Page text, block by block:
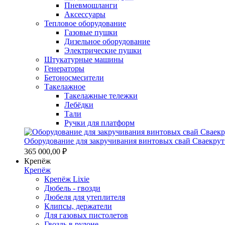
Пневмошланги
Аксессуары
Тепловое оборудование
Газовые пушки
Дизельное оборудование
Электрические пушки
Штукатурные машины
Генераторы
Бетоносмесители
Такелажное
Такелажные тележки
Лебёдки
Тали
Ручки для платформ
Оборудование для закручивания винтовых свай
365 000,00 ₽
Крепёж
Крепёж
Крепёж Lixie
Дюбель - гвозди
Дюбеля для утеплителя
Клипсы, держатели
Для газовых пистолетов